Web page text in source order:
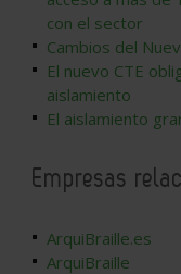
con el sector
Cambios del
El nuevo CTE
aislamiento
El aislamiento
Empresas
ArquiBraille.es
ArquiBraille